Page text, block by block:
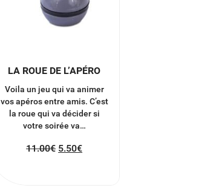
LA ROUE DE L’APÉRO
Voila un jeu qui va animer
vos apéros entre amis. C’est
la roue qui va décider si
votre soirée va…
11.00€ 5.50€